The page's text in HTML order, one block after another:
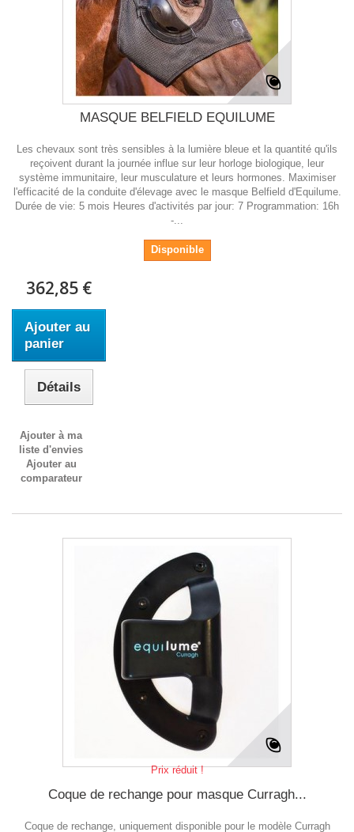
MASQUE BELFIELD EQUILUME
Les chevaux sont très sensibles à la lumière bleue et la quantité qu'ils
reçoivent durant la journée influe sur leur horloge biologique, leur
système immunitaire, leur musculature et leurs hormones. Maximiser
l'efficacité de la conduite d'élevage avec le masque Belfield d'Equilume.
Durée de vie: 5 mois Heures d'activités par jour: 7 Programmation: 16h
-...
Disponible
362,85 €
Ajouter au
panier
Détails
Ajouter à ma
liste d'envies
Ajouter au
comparateur
Prix réduit !
Coque de rechange pour masque Curragh...
Coque de rechange, uniquement disponible pour le modèle Curragh